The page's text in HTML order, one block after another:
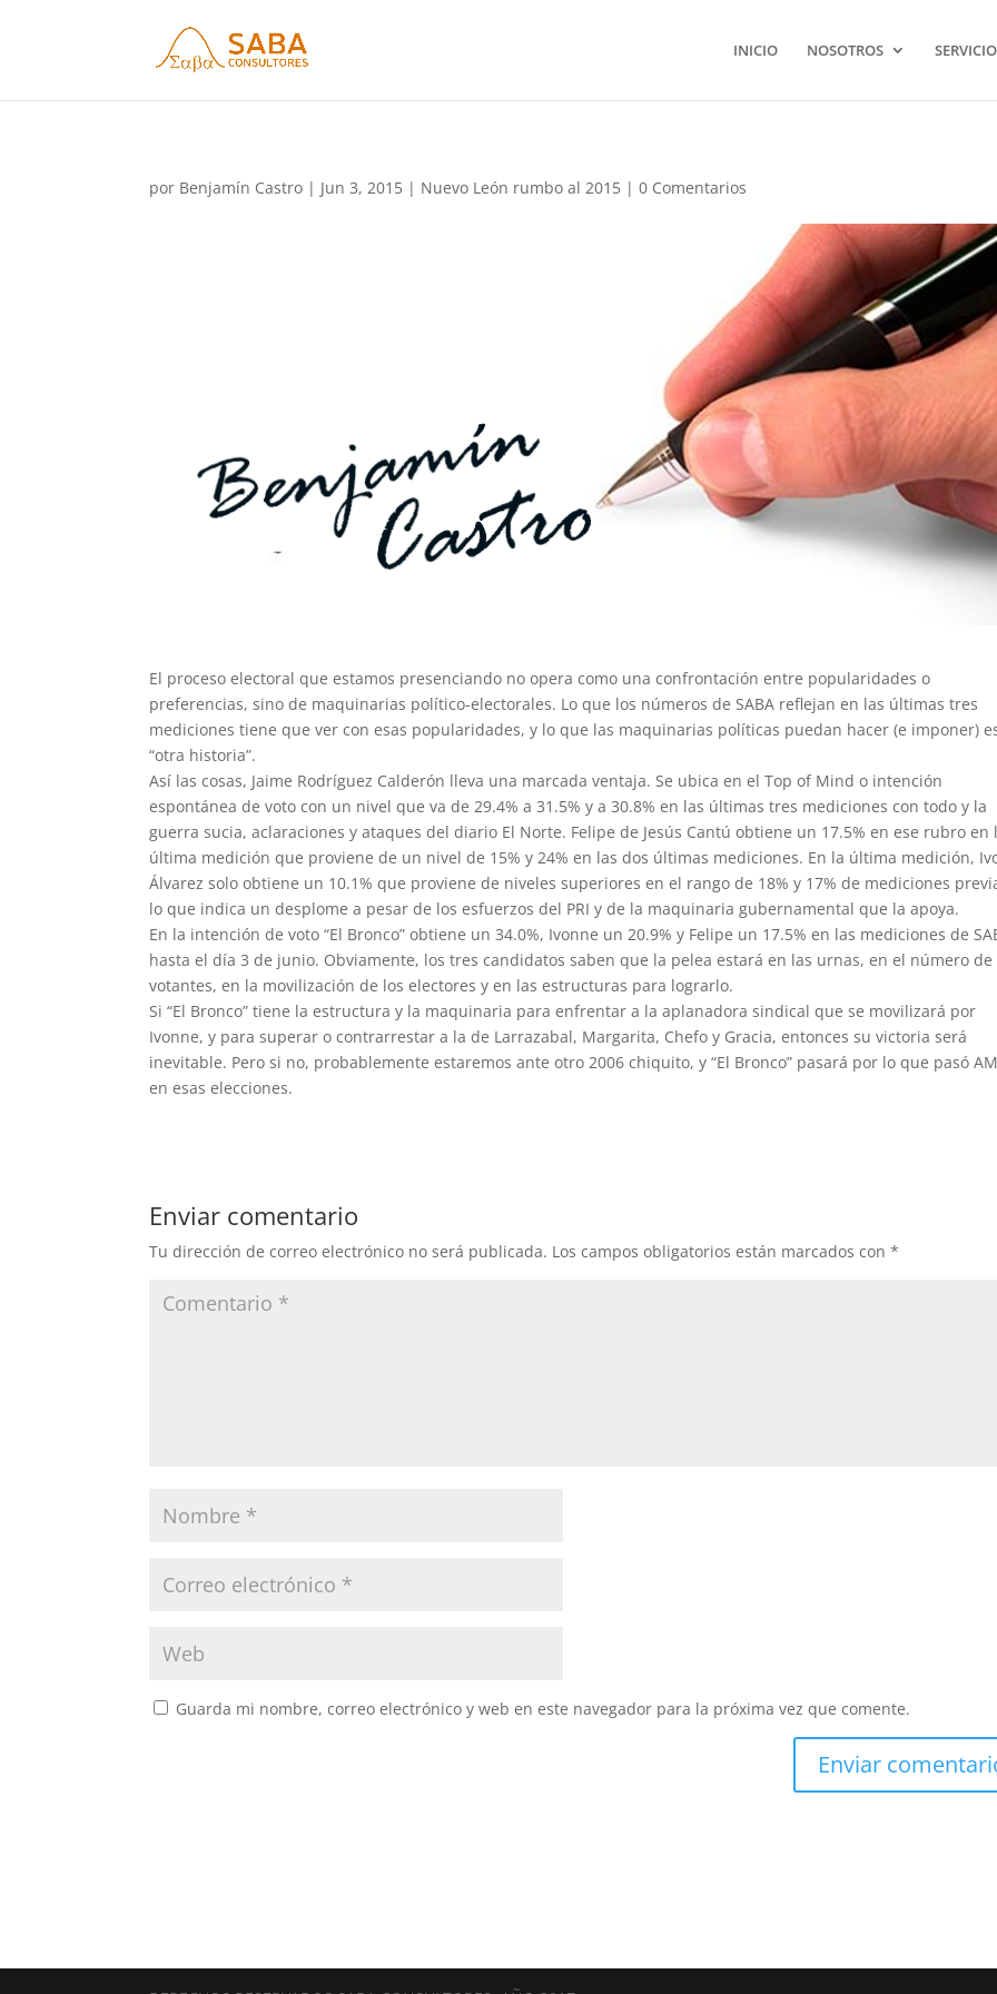
INICIO NOSOTROS
por Benjamín Castro | Jun 3, 2015 | Nuevo León rumbo al 2015 |0 Comentarios
El proceso electoral que estamos presenciando no opera como una confrontación entre popularidades o
preferencias, sino de maquinarias político-electorales. Lo que los números de SABA reflejan en las últimas tres
mediciones tiene que ver con esas popularidades, y lo que las maquinarias políticas puedan hacer (e imponer)
“otra historia”.
Así las cosas, Jaime Rodríguez Calderón lleva una marcada ventaja. Se ubica en el Top of Mind o intención
espontánea de voto con un nivel que va de 29.4% a 31.5% y a 30.8% en las últimas tres mediciones con todo y la
guerra sucia, aclaraciones y ataques del diario El Norte. Felipe de Jesús Cantú obtiene un 17.5% en ese rubro en
última medición que proviene de un nivel de 15% y 24% en las dos últimas mediciones. En la última medición,
Álvarez solo obtiene un 10.1% que proviene de niveles superiores en el rango de 18% y 17% de mediciones
lo que indica un desplome a pesar de los esfuerzos del PRI y de la maquinaria gubernamental que la apoya.
En la intención de voto “El Bronco” obtiene un 34.0%, Ivonne un 20.9% y Felipe un 17.5% en las mediciones de
hasta el día 3 de junio. Obviamente, los tres candidatos saben que la pelea estará en las urnas, en el número de
votantes, en la movilización de los electores y en las estructuras para lograrlo.
Si “El Bronco” tiene la estructura y la maquinaria para enfrentar a la aplanadora sindical que se movilizará por
Ivonne, y para superar o contrarrestar a la de Larrazabal, Margarita, Chefo y Gracia, entonces su victoria será
inevitable. Pero si no, probablemente estaremos ante otro 2006 chiquito, y “El Bronco” pasará por lo que pasó
en esas elecciones.
Enviar comentario
Tu dirección de correo electrónico no será publicada. Los campos obligatorios están marcados con*
Guarda mi nombre, correo electrónico y web en este navegador para la próxima vez que comente.